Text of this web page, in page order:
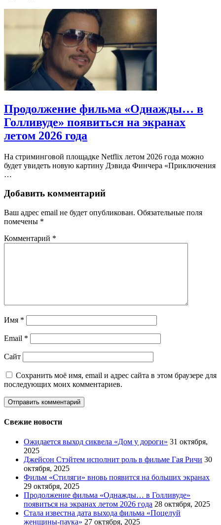
Продолжение фильма «Однажды… в
Голливуде» появиться на экранах
летом 2026 года
На стриминговой площадке Netflix летом 2026 года можно
будет увидеть новую картину Дэвида Финчера «Приключения
…
Добавить комментарий
Ваш адрес email не будет опубликован. Обязательные поля
помечены *
Комментарий *
Имя *
Email *
Сайт
Сохранить моё имя, email и адрес сайта в этом браузере для
последующих моих комментариев.
Свежие новости
Ожидается выход сиквела «Дом у дороги» 31 октября,
2025
Джейсон Стэйтем исполнит роль в фильме Гая Ричи 30
октября, 2025
Фильм «Стиляги» вновь появится на больших экранах
29 октября, 2025
Продолжение фильма «Однажды… в Голливуде»
появиться на экранах летом 2026 года 28 октября, 2025
Стала известна дата выхода фильма «Поцелуй
женщины-паука» 27 октября, 2025